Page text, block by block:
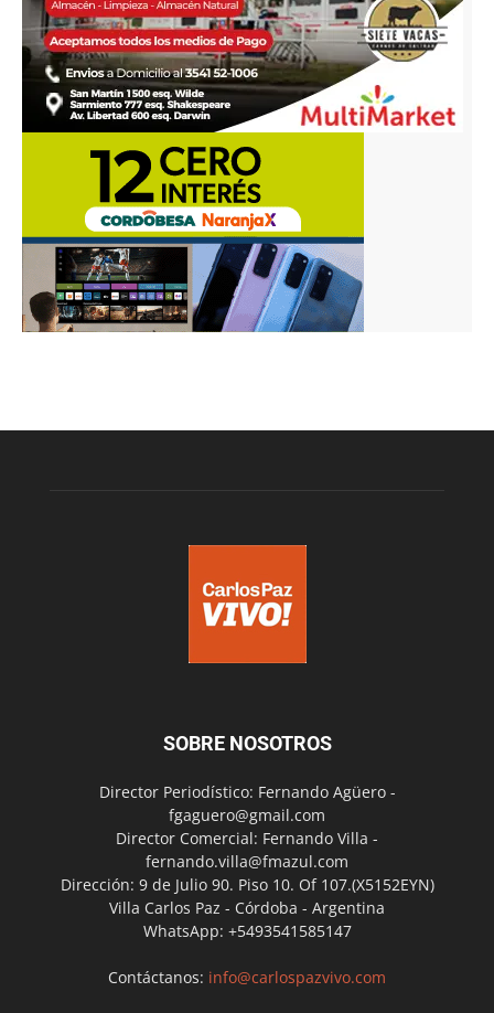
SOBRE NOSOTROS
Director Periodístico: Fernando Agüero -
fgaguero@gmail.com
Director Comercial: Fernando Villa -
fernando.villa@fmazul.com
Dirección: 9 de Julio 90. Piso 10. Of 107.(X5152EYN)
Villa Carlos Paz - Córdoba - Argentina
WhatsApp: +5493541585147
Contáctanos: info@carlospazvivo.com